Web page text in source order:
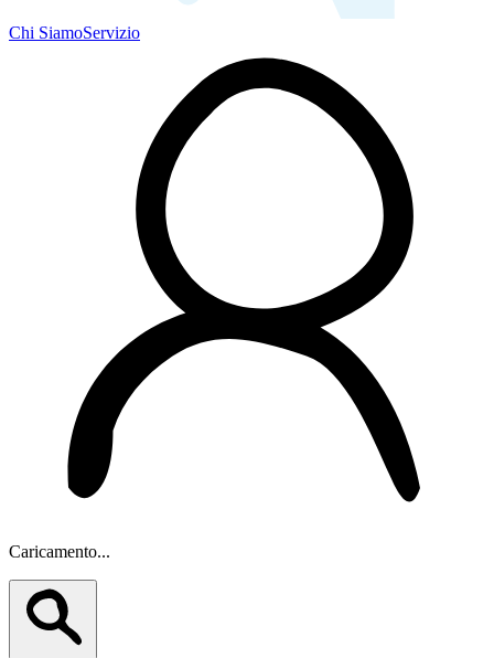
Chi SiamoServizio
Caricamento...